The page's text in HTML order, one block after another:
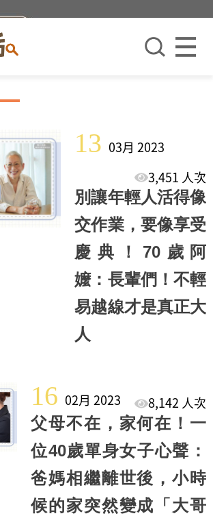
13 03月 2023
3,451 人次
別讓年輕人活得像
交作業，要像享受
慶典！70歲阿
嬤：長輩們！不輕
易越線才是真正大
人
16 02月 2023
8,142 人次
父母不在，家何在！一
位40歲單身女子心聲：
爸媽相繼離世後，小時
候的家突然變成「大哥